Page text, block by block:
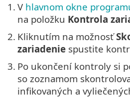
1. V hlavnom okne
na položku Kontrola
2. Kliknutím na možnosť
zariadenie spustite
3. Po ukončení kontroly si
so zoznamom
infikovaných a